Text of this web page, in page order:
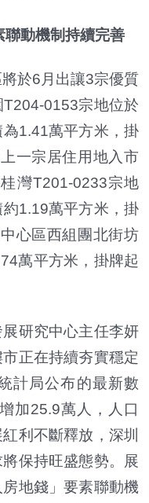
動機制持續完善
於6月出讓3宗優質
0153宗地位於
1.41萬平方米，掛
一宗居住用地入市
灣T201-0233宗地
1.19萬平方米，掛
心區西組團北街坊
萬平方米，掛牌起
研究中心主任李妍
正在持續夯實穩定
計局公布的最新數
加25.9萬人，人口
利不斷釋放，深圳
保持旺盛態勢。展
地錢」要素聯動機